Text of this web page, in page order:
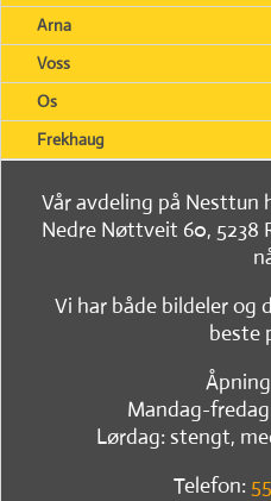
Arna
Voss
Os
Frekhaug
Vår avdeling på
Nedre Nøttveit 60, 5238
Vi har både bildeler og
beste
Mandag-
Lørdag: stengt,
Telefon: